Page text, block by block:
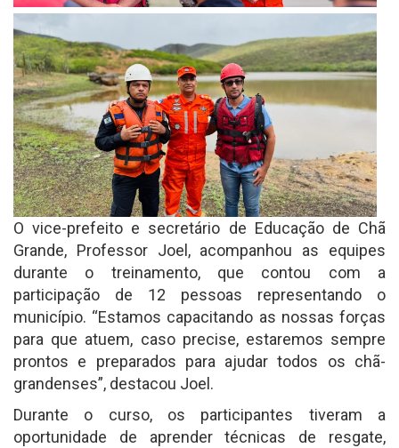
O vice-prefeito e secretário de Educação de Chã
Grande, Professor Joel, acompanhou as equipes
durante o treinamento, que contou com a
participação de 12 pessoas representando o
município. “Estamos capacitando as nossas forças
para que atuem, caso precise, estaremos sempre
prontos e preparados para ajudar todos os chã-
grandenses”, destacou Joel.
Durante o curso, os participantes tiveram a
oportunidade de aprender técnicas de resgate,